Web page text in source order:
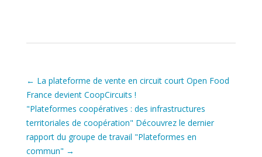
← La plateforme de vente en circuit court Open Food
France devient CoopCircuits !
"Plateformes coopératives : des infrastructures
territoriales de coopération" Découvrez le dernier
rapport du groupe de travail "Plateformes en
commun" →